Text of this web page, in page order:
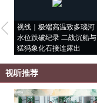
视线｜极端高温致多瑙河
水位跌破纪录 二战沉船与
猛犸象化石接连露出
视听推荐